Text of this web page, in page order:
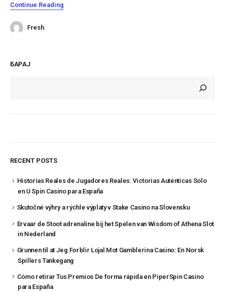
Continue Reading
Fresh
БАРАЈ
RECENT POSTS
Historias Reales de Jugadores Reales: Victorias Auténticas Solo
en U Spin Casino para España
Skutočné výhry a rýchle výplaty v Stake Casino na Slovensku
Ervaar de Stoot adrenaline bij het Spelen van Wisdom of Athena Slot
in Nederland
Grunnen til at Jeg Forblir Lojal Mot Gamblerina Casino: En Norsk
Spillers Tankegang
Cómo retirar Tus Premios De forma rápida en PiperSpin Casino
para España